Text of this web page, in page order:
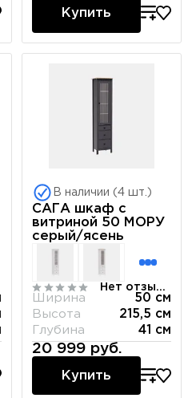
Купить
В наличии (4 шт.)
САГА шкаф с
витриной 50 МОРУ
серый/ясень
Нет отзывов
Ширина
50 см
Высота
215,5 см
Глубина
41 см
20 999 руб.
Купить